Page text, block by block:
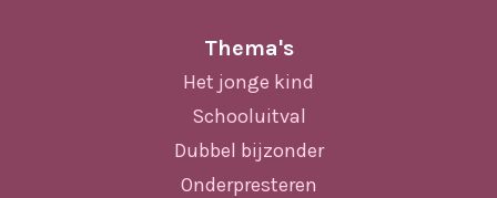
Thema's
Het jonge kind
Schooluitval
Dubbel bijzonder
Onderpresteren